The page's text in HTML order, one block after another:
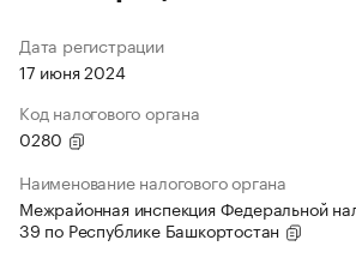
Дата регистрации
17 июня 2024
Код налогового органа
0280
Наименование налогового органа
Межрайонная инспекция Федеральной
39 по Республике Башкортостан